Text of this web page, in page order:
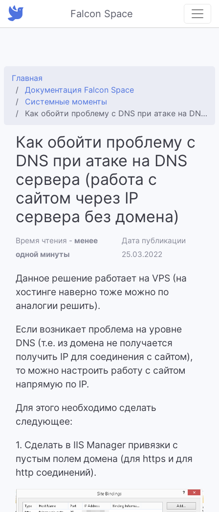
Falcon Space
Главная
Документация Falcon Space
Системные моменты
Как обойти проблему с DNS при атаке на DNS сервера (работа с сайтом через IP сервера без домена)
Как обойти проблему с
DNS при атаке на DNS
сервера (работа с
сайтом через IP
сервера без домена)
Время чтения - менее
одной минуты
Дата публикации
25.03.2022
Данное решение работает на VPS (на
хостинге наверно тоже можно по
аналогии решить).
Если возникает проблема на уровне
DNS (т.е. из домена не получается
получить IP для соединения с сайтом),
то можно настроить работу с сайтом
напрямую по IP.
Для этого необходимо сделать
следующее:
1. Сделать в IIS Manager привязки с
пустым полем домена (для https и для
http соединений).